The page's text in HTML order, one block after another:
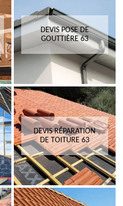
DEVIS POSE DE
GOUTTIÈRE 63
DEVIS RÉPARATION
DE TOITURE 63